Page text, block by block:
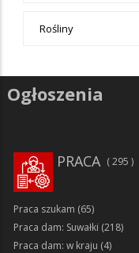
Rośliny
Ogłoszenia
PRACA 295
Praca szukam (65)
Praca dam: Suwałki (218)
Praca dam: w kraju (4)